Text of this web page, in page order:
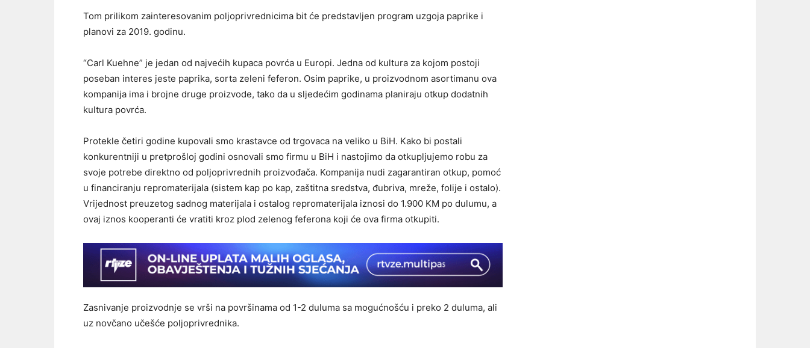
Tom prilikom zainteresovanim poljoprivrednicima bit će predstavljen program uzgoja paprike i
planovi za 2019. godinu.
“Carl Kuehne” je jedan od najvećih kupaca povrća u Europi. Jedna od kultura za kojom postoji
poseban interes jeste paprika, sorta zeleni feferon. Osim paprike, u proizvodnom asortimanu ova
kompanija ima i brojne druge proizvode, tako da u sljedećim godinama planiraju otkup dodatnih
kultura povrća.
Protekle četiri godine kupovali smo krastavce od trgovaca na veliko u BiH. Kako bi postali
konkurentniji u pretprošloj godini osnovali smo firmu u BiH i nastojimo da otkupljujemo robu za
svoje potrebe direktno od poljoprivrednih proizvođača. Kompanija nudi zagarantiran otkup, pomoć
u financiranju repromaterijala (sistem kap po kap, zaštitna sredstva, đubriva, mreže, folije i ostalo).
Vrijednost preuzetog sadnog materijala i ostalog repromaterijala iznosi do 1.900 KM po dulumu, a
ovaj iznos kooperanti će vratiti kroz plod zelenog feferona koji će ova firma otkupiti.
Zasnivanje proizvodnje se vrši na površinama od 1-2 duluma sa mogućnošću i preko 2 duluma, ali
uz novčano učešće poljoprivrednika.